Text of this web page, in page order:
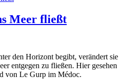
der
Meer fließt
den Horizont begibt, verändert sie
entgegen zu fließen. Hier gesehen
von Le Gurp im Médoc.